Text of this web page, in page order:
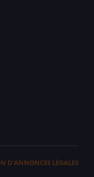
D'ANNONCES LÉGALES